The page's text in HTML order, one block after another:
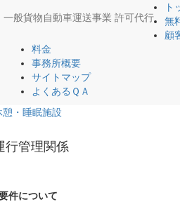
一般貨物自動車運送事業 許可代行
ト
無
顧
料金
事務所概要
サイトマップ
よくあるＱＡ
憩・睡眠施設
行管理関係
件について